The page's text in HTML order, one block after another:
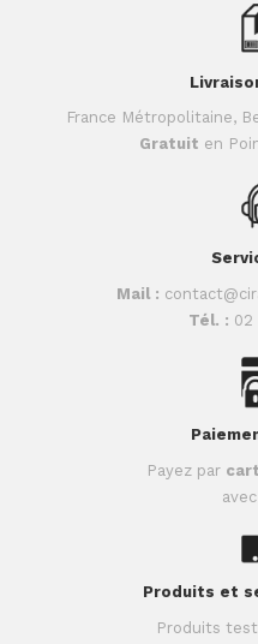
France Métropolitaine,
Gratuit en
Mail :
Tél. : 02
Payez par
avec
Produits et
Produits